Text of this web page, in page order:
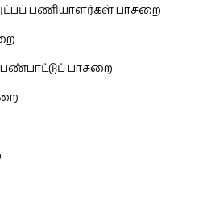
பணியாளர்கள் பாசறை
பாசறை